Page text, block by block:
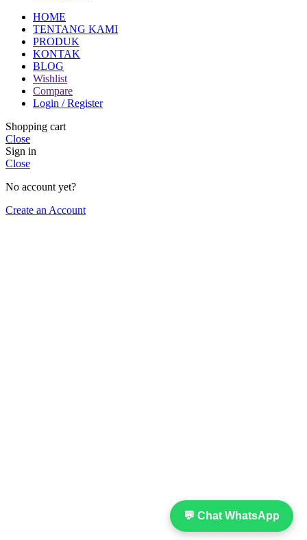
💬 Chat WhatsApp
HOME
TENTANG KAMI
PRODUK
KONTAK
BLOG
Wishlist
Compare
Login / Register
Shopping cart
Close
Sign in
Close
No account yet?
Create an Account